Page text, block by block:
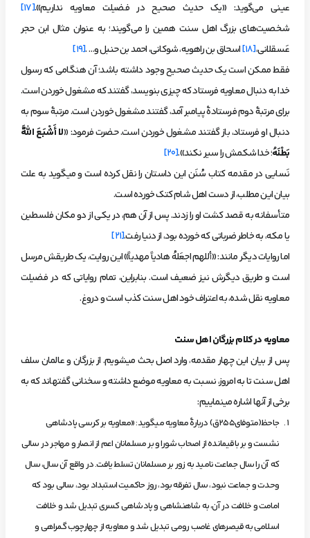
عینی می‌گوید: «یک حدیث صحیح در فضیلت معاویه نداریم».[17]
شخصیت‌های بزرگ اهل سنت همین را می‌گویند؛ به عنوان مثال ابن حجر
عَسقلانی،[18] اسحاق بن راهویه، شوکانی، احمد بن حنبل و… .[19]
فقط ممکن است یک حدیث صحیح وجود داشته باشد؛ آن هنگامی که رسول
خدا به دنبال معاویه فرستاد که چیزی بنویسد، گفتند که مشغول خوردن است.
برای مرتبۀ دوم فرستادۀ پیامبر آمد، گفتند مشغول خوردن است. مرتبۀ سوم به
دنبال او فرستاد، باز گفتند مشغول خوردن است. حضرت فرمود: «لا أَشْبَعَ‏ اللَّهُ‏
بَطْنَهُ؛ خدا شکمش را سیر نکند».[20]
نَسایی در مقدمه‌ کتابسُنَناین داستان را نقل کرده است و می­گوید به علت
بیان این مطلب، از دست اهل شام کتک خورده است.
متأسفانه به قصد کشت او را زدند. پس از آن هم، در یکی از دو مکان فلسطین
یا مکه، به خاطر ضرباتی که خورده بود، از دنیا رفت.[21]
اما روایات دیگر مانند: «أللهم اجعَلهُ هادیاً مهدیاً» این روایت، یک طریقش مرسل
است و طریق دیگرش نیز ضعیف است. بنابراین، تمام روایاتی که در فضیلت
معاویه نقل شده، به اعتراف خود اهل سنت کذب است و دروغ.
معاویه در کلام بزرگان اهل سنت
پس از بیان این چهار مقدمه، وارد اصل بحث می­شویم. از بزرگان و عالمان سلف
اهل سنت تا به امروز، نسبت به معاویه موضع داشته و سخنانی گفته­اند که به
برخی از آنها اشاره می­نماییم:
جاحظ(متوفای255ق) دربارۀ معاویه می­گوید: «معاویه بر کرسی پادشاهی
نشست و بر باقیمانده از اصحاب شورا و بر مسلمانان اعم از انصار و مهاجر در سالی
که آن را سال جماعت نامید به زور بر مسلمانان تسلط یافت. در واقع آن سال، سال
وحدت و جماعت نبود، سال تفرقه بود، روز حاکمیت استبداد بود، سالی بود که
امامت و خلافت در آن، به شاهنشاهی و پادشاهی کسری تبدیل شد و خلافت
اسلامی به قیصرهای غاصب رومی تبدیل شد و معاویه از چهارچوب گمراهی و